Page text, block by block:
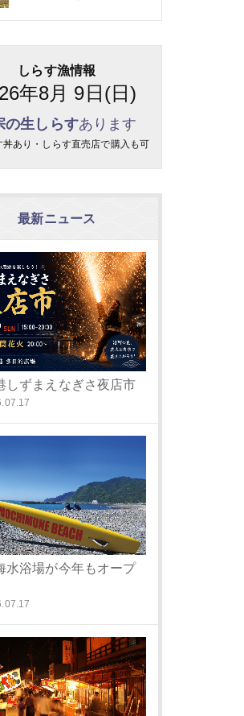
しらす漁情報
年8月 9日(日)
の生しらすあります
丼あり・しらす直売店で購入も可
最新ニュース
しずまえなぎさ夜店市
水浴場が今年もオープ